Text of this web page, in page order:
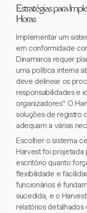
Estratégias para
Horas
Implementar um
em conformidade
Dinamarca requer
uma política interna
deve delinear os
responsabilidades e
organizadores". O
soluções de registro
adequam a várias
Escolher o sistema
Harvest foi projetada
escritório quanto
flexibilidade e
funcionários é
sucedida, e o
relatórios detalhados